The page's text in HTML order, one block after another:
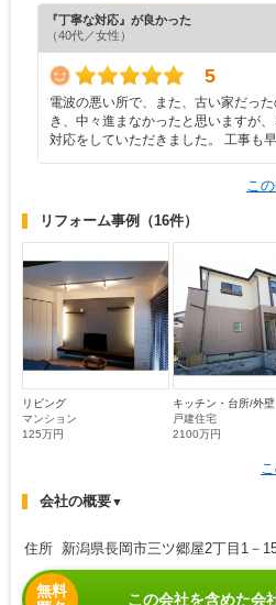
『丁寧な対応』が良かった
（40代／女性）
5
電波の悪い所で、また、古い家だっ
き、中々進まなかったと思いますが
対応をしていただきました。 工事も
こ
リフォーム事例 （16件）
リビング
マンション
125万円
キッチン・台所/外壁
戸建住宅
2100万円
会社の概要▼
住所 新潟県長岡市三ツ郷屋2丁目1－
無料
この会社を含めた会